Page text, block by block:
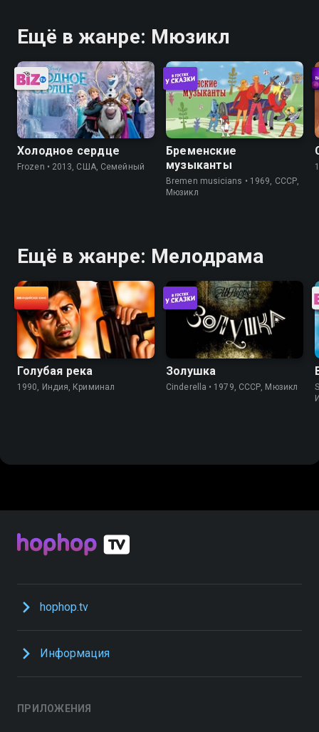
Ещё в жанре: Мюзикл
Холодное сердце
Frozen • 2013, США, Семейный
Бременские
музыканты
Bremen musicians • 1969, СССР,
Мюзикл
Ещё в жанре: Мелодрама
Голубая река
1990, Индия, Криминал
Золушка
Cinderella • 1979, СССР, Мюзикл
hophop.tv
Информация
ПРИЛОЖЕНИЯ